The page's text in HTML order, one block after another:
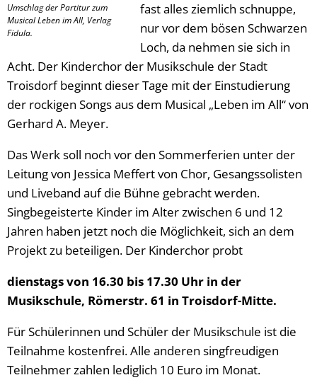
Umschlag der Partitur zum
Musical Leben im All, Verlag
Fidula.
fast alles ziemlich schnuppe,
nur vor dem bösen Schwarzen
Loch, da nehmen sie sich in
Acht. Der Kinderchor der Musikschule der Stadt
Troisdorf beginnt dieser Tage mit der Einstudierung
der rockigen Songs aus dem Musical „Leben im All“ von
Gerhard A. Meyer.
Das Werk soll noch vor den Sommerferien unter der
Leitung von Jessica Meffert von Chor, Gesangssolisten
und Liveband auf die Bühne gebracht werden.
Singbegeisterte Kinder im Alter zwischen 6 und 12
Jahren haben jetzt noch die Möglichkeit, sich an dem
Projekt zu beteiligen. Der Kinderchor probt
dienstags von 16.30 bis 17.30 Uhr in der
Musikschule, Römerstr. 61 in Troisdorf-Mitte.
Für Schülerinnen und Schüler der Musikschule ist die
Teilnahme kostenfrei. Alle anderen singfreudigen
Teilnehmer zahlen lediglich 10 Euro im Monat.